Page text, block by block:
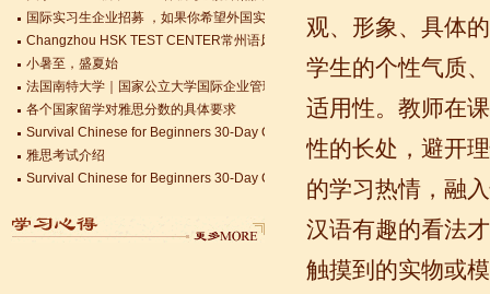
Changzhou HSK TEST CENTER常州语风HSK考点正式对外开考了，常州的
小暑至，盛夏始
法国南特大学｜国家公立大学国际企业管理硕士 + 跨文化职场通行证，2025 招
各个国家留学对雅思分数的具体要求
Survival Chinese for Beginners 30-Day Challenge day 3
雅思考试介绍
Survival Chinese for Beginners 30-Day Challenge day 2
Survival Chinese for Beginners 30-Day Challenge day 1
国际实习生企业招募 ，如果你希望外国实习生到你的公司工作，请联系我们
Changzhou HSK TEST CENTER常州语风HSK考点正式对外开考了，常州的
语风汉语无锡校 Zack
我叫Zack,我是法国人，无锡语风汉教中
心是一个学习中国文化和对外汉语的好
地方，我在语风汉语学习到非常多的汉
语知识和赵国文化...
观、形象、具体
学生的个性气质
适用性。教师在
性的长处，避开
的学习热情，融
汉语有趣的看法
触摸到的实物或